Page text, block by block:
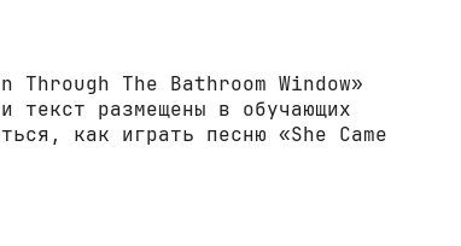
Through The Bathroom Window»
текст размещены в обучающих
как играть песню «She Came